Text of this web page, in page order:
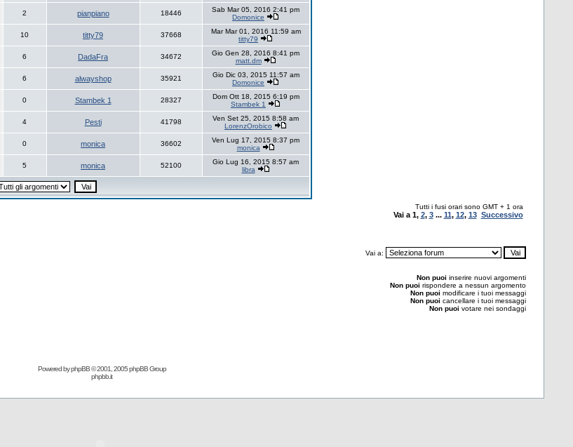
2 pianpiano 18446
Sab Mar 05, 2016 2:41 pm
Domonice
10 titty79 37668
Mar Mar 01, 2016 11:59 am
titty79
6 DadaFra 34672
Gio Gen 28, 2016 8:41 pm
matt.dm
6 alwayshop 35921
Gio Dic 03, 2015 11:57 am
Domonice
0 Stambek 1 28327
Dom Ott 18, 2015 6:19 pm
Stambek 1
4 Pesti 41798
Ven Set 25, 2015 8:58 am
LorenzOrobico
0 monica 36602
Ven Lug 17, 2015 8:37 pm
monica
5 monica 52100
Gio Lug 16, 2015 8:57 am
libra
Tutti i fusi orari sono GMT + 1 ora
Vai a 1, 2, 3... 11, 12, 13 Successivo
Vai a:
Non puoi inserire nuovi argomenti
Non puoi rispondere a nessun argomento
Non puoi modificare i tuoi messaggi
Non puoi cancellare i tuoi messaggi
Non puoi votare nei sondaggi
Powered byphpBB© 2001, 2005 phpBB Group
phpbb.it